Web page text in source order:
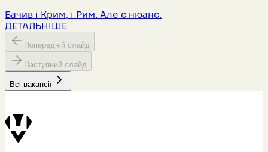
Бачив і Крим, і Рим. Але є нюанс.
ДЕТАЛЬНІШЕ
Попередній слайд
Наступний слайд
Всі вакансії